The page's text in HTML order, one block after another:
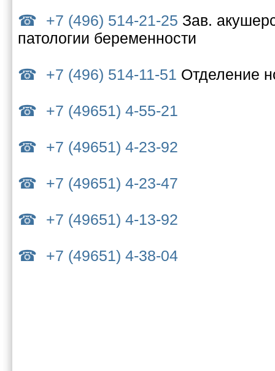
+7 (496) 514-21-25 Зав.
патологии беременности
+7 (496) 514-11-51 Отделение
+7 (49651) 4-55-21
+7 (49651) 4-23-92
+7 (49651) 4-23-47
+7 (49651) 4-13-92
+7 (49651) 4-38-04